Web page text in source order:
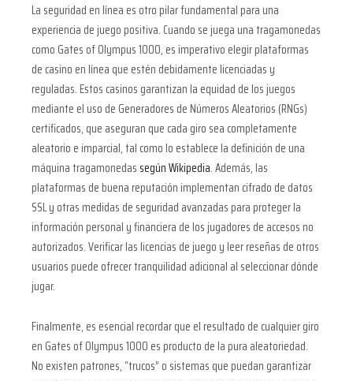
La seguridad en línea es otro pilar fundamental para una
experiencia de juego positiva. Cuando se juega una tragamonedas
como Gates of Olympus 1000, es imperativo elegir plataformas
de casino en línea que estén debidamente licenciadas y
reguladas. Estos casinos garantizan la equidad de los juegos
mediante el uso de Generadores de Números Aleatorios (RNGs)
certificados, que aseguran que cada giro sea completamente
aleatorio e imparcial, tal como lo establece la definición de una
máquina tragamonedassegún Wikipedia. Además, las
plataformas de buena reputación implementan cifrado de datos
SSL y otras medidas de seguridad avanzadas para proteger la
información personal y financiera de los jugadores de accesos no
autorizados. Verificar las licencias de juego y leer reseñas de otros
usuarios puede ofrecer tranquilidad adicional al seleccionar dónde
jugar.
Finalmente, es esencial recordar que el resultado de cualquier giro
en Gates of Olympus 1000 es producto de la pura aleatoriedad.
No existen patrones, “trucos” o sistemas que puedan garantizar